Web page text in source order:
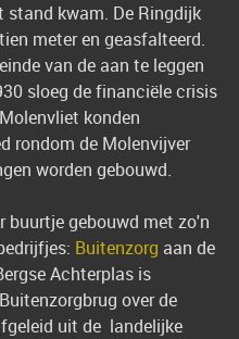
kwam. De Ringdijk
meter en geasfalteerd.
van de aan te leggen
sloeg de financiële crisis
konden
rondom de Molenvijver
worden gebouwd.
buurtje gebouwd met zo'n
Buitenzorg aan de
Achterplas is
over de
uit de landelijke